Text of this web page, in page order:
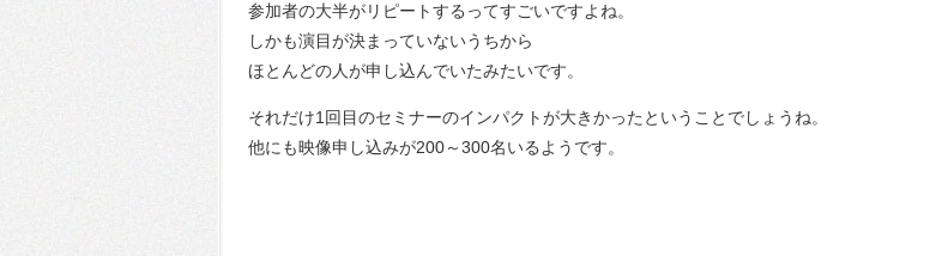
参加者の大半がリピートするってすごいですよね。
しかも演目が決まっていないうちから
ほとんどの人が申し込んでいたみたいです。
それだけ1回目のセミナーのインパクトが大きかったということでしょうね。
他にも映像申し込みが200～300名いるようです。